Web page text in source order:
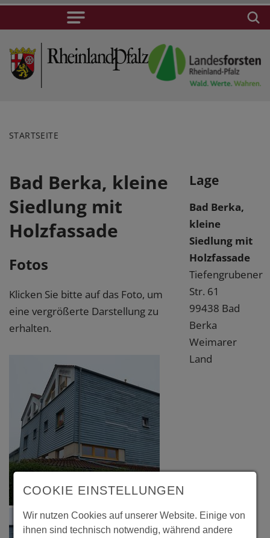
STARTSEITE
Bad Berka, kleine
Siedlung mit
Holzfassade
Fotos
Klicken Sie bitte auf das Foto, um
eine vergrößerte Darstellung zu
erhalten.
Lage
Bad Berka,
kleine
Siedlung mit
Holzfassade
Tiefengrubener
Str. 61
99438 Bad
Berka
Weimarer
Land
COOKIE EINSTELLUNGEN
Wir nutzen Cookies auf unserer Website. Einige von
ihnen sind technisch notwendig, während andere